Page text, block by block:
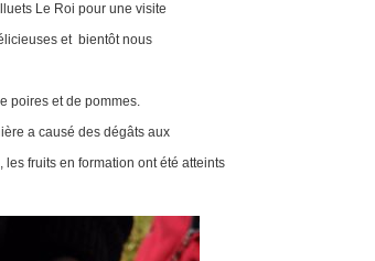
Le Roi pour une visite
et bientôt nous
poires et de pommes.
a causé des dégâts aux
fruits en formation ont été atteints